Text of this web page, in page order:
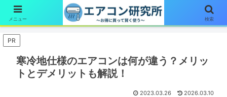
簡単1分！エアコン診断はここをタップ
PR
寒冷地仕様のエアコンは何が違う？メリッ
トとデメリットも解説！
2023.03.26 2026.03.10
メニュー 検索